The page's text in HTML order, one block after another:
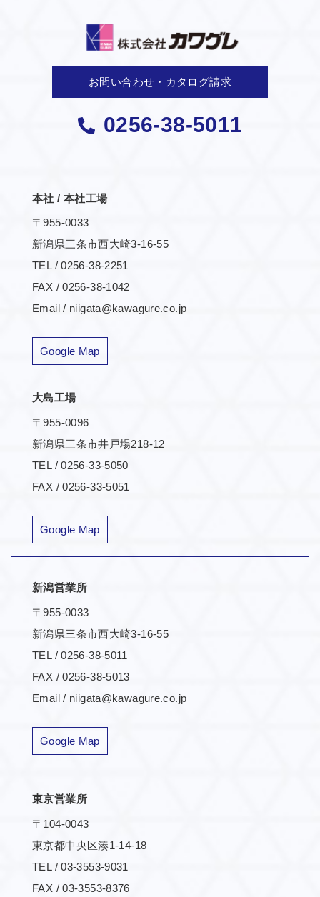
お問い合わせ・カタログ請求
0256-38-5011
本社 / 本社工場
〒955-0033
新潟県三条市西大崎3-16-55
TEL / 0256-38-2251
FAX / 0256-38-1042
Email / niigata@kawagure.co.jp
Google Map
大島工場
〒955-0096
新潟県三条市井戸場218-12
TEL / 0256-33-5050
FAX / 0256-33-5051
Google Map
新潟営業所
〒955-0033
新潟県三条市西大崎3-16-55
TEL / 0256-38-5011
FAX / 0256-38-5013
Email / niigata@kawagure.co.jp
Google Map
東京営業所
〒104-0043
東京都中央区湊1-14-18
TEL / 03-3553-9031
FAX / 03-3553-8376